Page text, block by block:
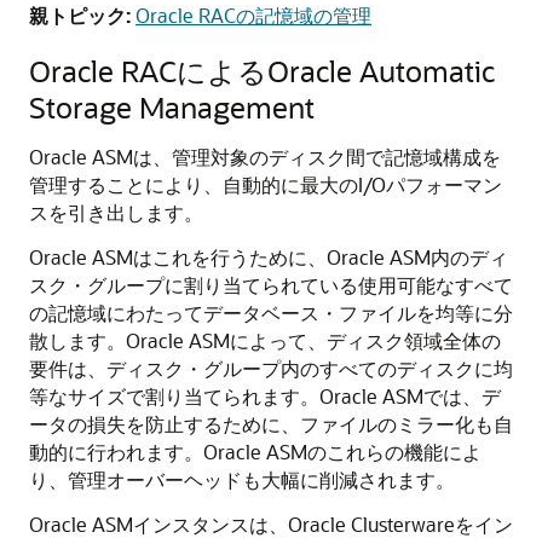
親トピック:Oracle RACの記憶域の管理
Oracle RACによるOracle Automatic
Storage Management
Oracle ASMは、管理対象のディスク間で記憶域構成を
管理することにより、自動的に最大のI/Oパフォーマン
スを引き出します。
Oracle ASMはこれを行うために、Oracle ASM内のディ
スク・グループに割り当てられている使用可能なすべて
の記憶域にわたってデータベース・ファイルを均等に分
散します。Oracle ASMによって、ディスク領域全体の
要件は、ディスク・グループ内のすべてのディスクに均
等なサイズで割り当てられます。Oracle ASMでは、デ
ータの損失を防止するために、ファイルのミラー化も自
動的に行われます。Oracle ASMのこれらの機能によ
り、管理オーバーヘッドも大幅に削減されます。
Oracle ASMインスタンスは、Oracle Clusterwareをイン